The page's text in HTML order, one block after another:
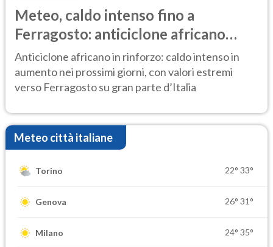
Meteo, caldo intenso fino a
Ferragosto: anticiclone africano
ancora protagonista
Anticiclone africano in rinforzo: caldo intenso in
aumento nei prossimi giorni, con valori estremi
verso Ferragosto su gran parte d’Italia
Meteo città italiane
Torino 22° 33°
Genova 26° 31°
Milano 24° 35°